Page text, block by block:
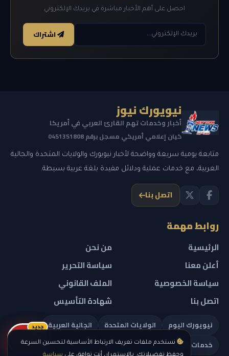
نستخدم ملفات تعريف الارتباط الأساسية لتحسين السرعة
احصل على أهم الأخبار مباشرة في بريدك الإلكتروني
اشتراك
نيويورك نيوز
أخبار وخدمات تهم القارئ العربي في أمريكا
كيان إعلامي أمريكي مسجل برقم 0451351808
متابعة يومية سريعة وواضحة لأخبار نيويورك والولايات المتحدة والجالية
العربية، مع خدمات عملية ودلائل مفيدة بلغة عربية بسيطة.
اتصل بنا
روابط مهمة
الرئيسية
من نحن
أعلن معنا
سياسة التحرير
سياسة الخصوصية
الملف القانوني
اتصل بنا
شهادة التأسيس
نيويورك اليوم الولايات المتحدة
الجالية العربية
خدمات تهمك
ريلز
جديد